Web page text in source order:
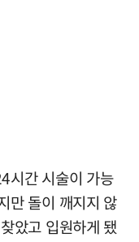
시간 시술이 가능
만 돌이 깨지지 않
았고 입원하게 됐